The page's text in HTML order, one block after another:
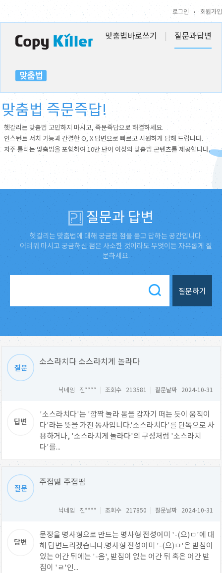
로그인 • 회원가입
맞춤법바로쓰기 | 질문과답변
맞춤법 즉문즉답!
헷갈리는 맞춤법 고민하지 마시고, 즉문즉답으로 해결하세요.
인스턴트 서치 기능과 간결한 O, X 답변으로 빠르고 시원하게 답해 드립니다.
자주 틀리는 맞춤법을 포함하여 10만 단어 이상의 맞춤법 콘텐츠를 제공합니다.
질문과 답변
헷갈리는 맞춤법에 대해 궁금한 점을 묻고 답하는 공간입니다.
어려워 마시고 궁금하신 점은 사소한 것이라도 무엇이든 자유롭게 질
문하세요.
질문하기
소스라치다 소스라치게 놀라다
닉네임 진**** | 조회수 213581 | 질문날짜 2024-10-31
'소스라치다'는 '깜짝 놀라 몸을 갑자기 떠는 듯이 움직이
다'라는 뜻을 가진 동사입니다.'소스라치다'를 단독으로 사
용하거나, '소스라치게 놀라다'의 구성처럼 '소스라치
다'를...
주접떪 주접떰
닉네임 진**** | 조회수 217850 | 질문날짜 2024-10-31
문장을 명사형으로 만드는 명사형 전성어미 '-(으)ㅁ'에 대
해 답변드리겠습니다.명사형 전성어미 '-(으)ㅁ'은 받침이
있는 어간 뒤에는 '-음', 받침이 없는 어간 뒤 혹은 어간 받
침이 'ㄹ'인...